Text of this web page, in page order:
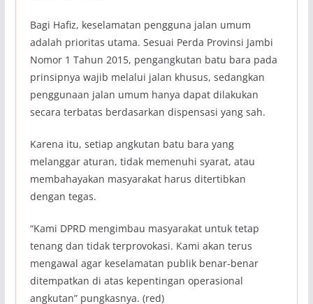
‎Bagi Hafiz, keselamatan pengguna jalan umum
adalah prioritas utama. Sesuai Perda Provinsi Jambi
Nomor 1 Tahun 2015, pengangkutan batu bara pada
prinsipnya wajib melalui jalan khusus, sedangkan
penggunaan jalan umum hanya dapat dilakukan
secara terbatas berdasarkan dispensasi yang sah.
Karena itu, setiap angkutan batu bara yang
melanggar aturan, tidak memenuhi syarat, atau
membahayakan masyarakat harus ditertibkan
dengan tegas.
‎“Kami DPRD mengimbau masyarakat untuk tetap
tenang dan tidak terprovokasi. Kami akan terus
mengawal agar keselamatan publik benar-benar
ditempatkan di atas kepentingan operasional
angkutan” pungkasnya. (red)